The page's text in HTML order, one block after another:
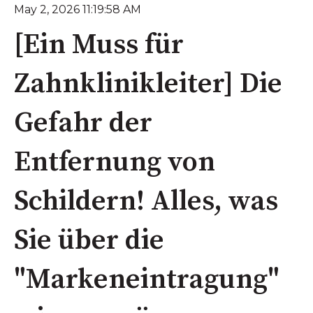
May 2, 2026 11:19:58 AM
[Ein Muss für
Zahnklinikleiter] Die
Gefahr der
Entfernung von
Schildern! Alles, was
Sie über die
"Markeneintragung"